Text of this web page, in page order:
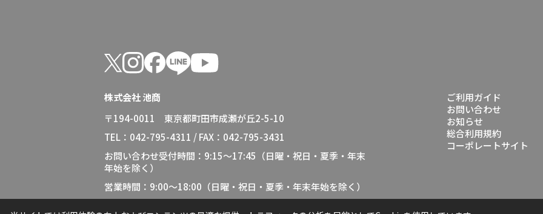
株式会社 池商
〒194-0011 東京都町田市成瀬が丘2-5-10
TEL：042-795-4311 / FAX：042-795-3431
お問い合わせ受付時間：9:15～17:45（日曜・祝日・夏季・年末
年始を除く）
営業時間：9:00～18:00（日曜・祝日・夏季・年末年始を除く）
ご利用ガイド
お問い合わせ
お知らせ
総合利用規約
コーポレートサイト